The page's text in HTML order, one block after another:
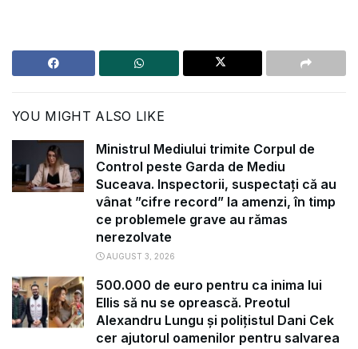
YOU MIGHT ALSO LIKE
Ministrul Mediului trimite Corpul de
Control peste Garda de Mediu
Suceava. Inspectorii, suspectați că au
vânat ”cifre record” la amenzi, în timp
ce problemele grave au rămas
nerezolvate
AUGUST 3, 2026
500.000 de euro pentru ca inima lui
Ellis să nu se oprească. Preotul
Alexandru Lungu și polițistul Dani Cek
cer ajutorul oamenilor pentru salvarea